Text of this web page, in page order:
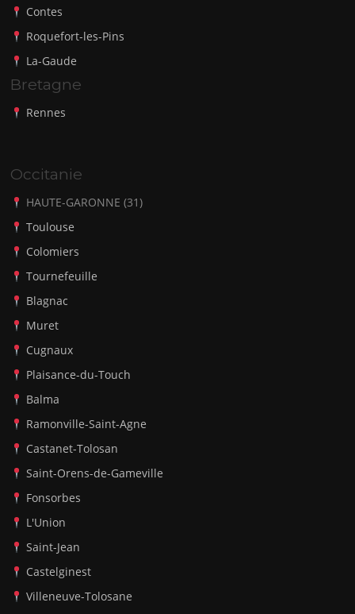
Contes
Roquefort-les-Pins
La-Gaude
Bretagne
Rennes
Occitanie
HAUTE-GARONNE (31)
Toulouse
Colomiers
Tournefeuille
Blagnac
Muret
Cugnaux
Plaisance-du-Touch
Balma
Ramonville-Saint-Agne
Castanet-Tolosan
Saint-Orens-de-Gameville
Fonsorbes
L'Union
Saint-Jean
Castelginest
Villeneuve-Tolosane